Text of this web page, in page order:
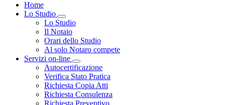
Home
Lo Studio
Toggle Dropdown
Lo Studio
Il Notaio
Orari dello Studio
Al solo Notaro compete
Servizi on-line
Toggle Dropdown
Autocertificazione
Verifica Stato Pratica
Richiesta Copia Atti
Richiesta Consulenza